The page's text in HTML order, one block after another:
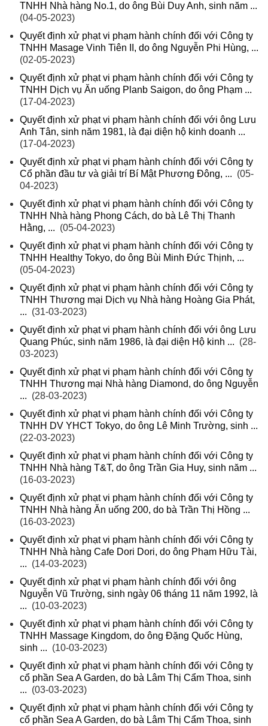
TNHH Nhà hàng No.1, do ông Bùi Duy Anh, sinh năm ...
(04-05-2023)
Quyết định xử phạt vi phạm hành chính đối với Công ty
TNHH Masage Vinh Tiên II, do ông Nguyễn Phi Hùng, ...
(02-05-2023)
Quyết định xử phạt vi phạm hành chính đối với Công ty
TNHH Dịch vụ Ăn uống Planb Saigon, do ông Phạm ...
(17-04-2023)
Quyết định xử phạt vi phạm hành chính đối với ông Lưu
Anh Tân, sinh năm 1981, là đại diện hộ kinh doanh ...
(17-04-2023)
Quyết định xử phạt vi phạm hành chính đối với Công ty
Cổ phần đầu tư và giải trí Bí Mật Phương Đông, ... (05-
04-2023)
Quyết định xử phạt vi phạm hành chính đối với Công ty
TNHH Nhà hàng Phong Cách, do bà Lê Thị Thanh
Hằng, ... (05-04-2023)
Quyết định xử phạt vi phạm hành chính đối với Công ty
TNHH Healthy Tokyo, do ông Bùi Minh Đức Thịnh, ...
(05-04-2023)
Quyết định xử phạt vi phạm hành chính đối với Công ty
TNHH Thương mại Dịch vụ Nhà hàng Hoàng Gia Phát,
... (31-03-2023)
Quyết định xử phạt vi phạm hành chính đối với ông Lưu
Quang Phúc, sinh năm 1986, là đại diện Hộ kinh ... (28-
03-2023)
Quyết định xử phạt vi phạm hành chính đối với Công ty
TNHH Thương mại Nhà hàng Diamond, do ông Nguyễn
... (28-03-2023)
Quyết định xử phạt vi phạm hành chính đối với Công ty
TNHH DV YHCT Tokyo, do ông Lê Minh Trường, sinh ...
(22-03-2023)
Quyết định xử phạt vi phạm hành chính đối với Công ty
TNHH Nhà hàng T&T, do ông Trần Gia Huy, sinh năm ...
(16-03-2023)
Quyết định xử phạt vi phạm hành chính đối với Công ty
TNHH Nhà hàng Ăn uống 200, do bà Trần Thị Hồng ...
(16-03-2023)
Quyết định xử phạt vi phạm hành chính đối với Công ty
TNHH Nhà hàng Cafe Dori Dori, do ông Phạm Hữu Tài,
... (14-03-2023)
Quyết định xử phạt vi phạm hành chính đối với ông
Nguyễn Vũ Trường, sinh ngày 06 tháng 11 năm 1992, là
... (10-03-2023)
Quyết định xử phạt vi phạm hành chính đối với Công ty
TNHH Massage Kingdom, do ông Đặng Quốc Hùng,
sinh ... (10-03-2023)
Quyết định xử phạt vi phạm hành chính đối với Công ty
cổ phần Sea A Garden, do bà Lâm Thị Cẩm Thoa, sinh
... (03-03-2023)
Quyết định xử phạt vi phạm hành chính đối với Công ty
cổ phần Sea A Garden, do bà Lâm Thị Cẩm Thoa, sinh